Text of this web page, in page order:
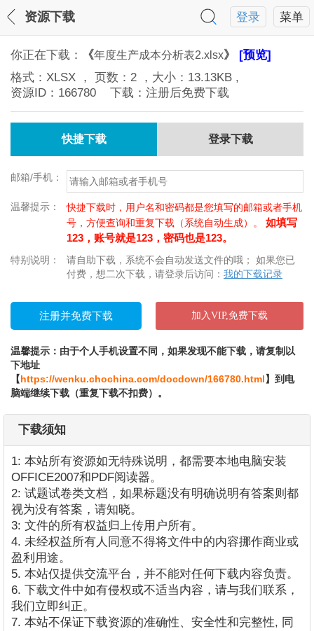
菜单
登录
资源下载
你正在下载： 《年度生产成本分析表2.xlsx》 [预览]
格式： XLSX ， 页数： 2 ，大小： 13.13KB ,
资源ID： 166780 下载：注册后免费下载
快捷下载 登录下载
邮箱/手机：
温馨提示：
快捷下载时，用户名和密码都是您填写的邮箱或者手机
号，方便查询和重复下载（系统自动生成）。 如填写
123，账号就是123，密码也是123。
特别说明：
请自助下载，系统不会自动发送文件的哦； 如果您已
付费，想二次下载，请登录后访问： 我的下载记录
加入VIP,免费下载
温馨提示：由于个人手机设置不同，如果发现不能下载，请复制以
下地址
【https://wenku.chochina.com/docdown/166780.html】到电
脑端继续下载（重复下载不扣费）。
下载须知
1: 本站所有资源如无特殊说明，都需要本地电脑安装
OFFICE2007和PDF阅读器。
2: 试题试卷类文档，如果标题没有明确说明有答案则都
视为没有答案，请知晓。
3: 文件的所有权益归上传用户所有。
4. 未经权益所有人同意不得将文件中的内容挪作商业或
盈利用途。
5. 本站仅提供交流平台，并不能对任何下载内容负责。
6. 下载文件中如有侵权或不适当内容，请与我们联系，
我们立即纠正。
7. 本站不保证下载资源的准确性、安全性和完整性, 同